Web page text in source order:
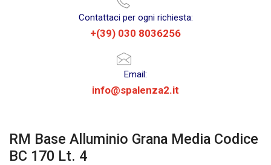
Contattaci per ogni richiesta:
+(39) 030 8036256
Email:
info@spalenza2.it
RM Base Alluminio Grana Media Codice
BC 170 Lt. 4